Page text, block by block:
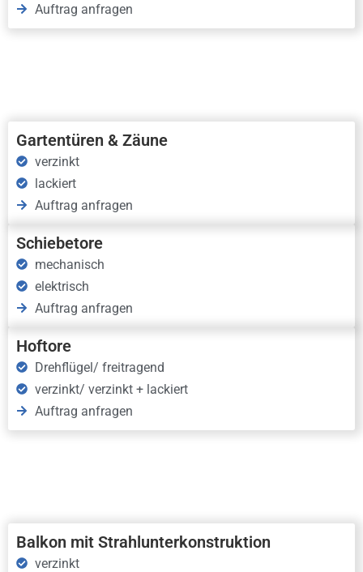
Auftrag anfragen
Gartentüren & Zäune
verzinkt
lackiert
Auftrag anfragen
Schiebetore
mechanisch
elektrisch
Auftrag anfragen
Hoftore
Drehflügel/ freitragend
verzinkt/ verzinkt + lackiert
Auftrag anfragen
Balkon mit Strahlunterkonstruktion
verzinkt